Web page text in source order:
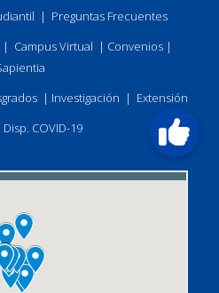
| Preguntas Frecuentes
| Campus Virtual | Convenios|
| Investigación | Extensión
Disp. COVID-19